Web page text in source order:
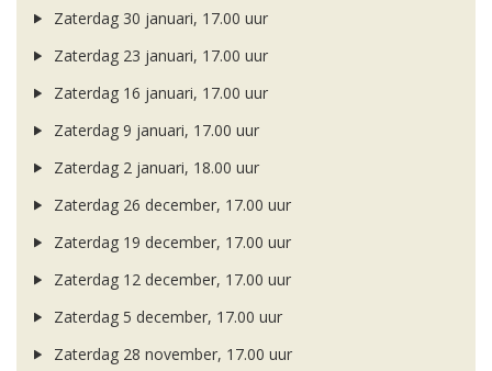
Zaterdag 30 januari, 17.00 uur
Zaterdag 23 januari, 17.00 uur
Zaterdag 16 januari, 17.00 uur
Zaterdag 9 januari, 17.00 uur
Zaterdag 2 januari, 18.00 uur
Zaterdag 26 december, 17.00 uur
Zaterdag 19 december, 17.00 uur
Zaterdag 12 december, 17.00 uur
Zaterdag 5 december, 17.00 uur
Zaterdag 28 november, 17.00 uur